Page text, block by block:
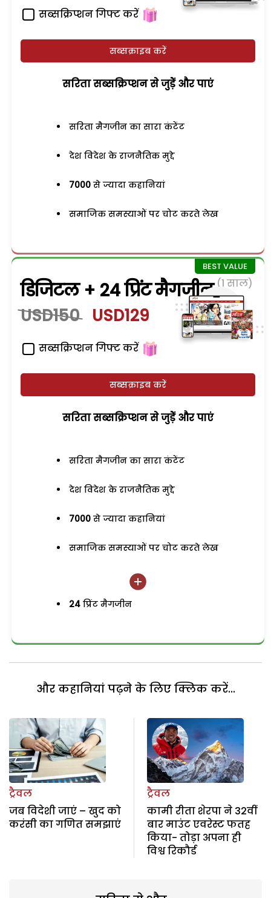
सब्सक्रिप्शन गिफ्ट करें
सब्सक्राइब करें
सरिता सब्सक्रिप्शन से जुड़ेें और पाएं
सरिता मैगजीन का सारा कंटेंट
देश विदेश के राजनैतिक मुद्दे
7000 से ज्यादा कहानियां
समाजिक समस्याओं पर चोट करते लेख
डिजिटल + 24 प्रिंट मैगजीन (1 साल)
USD150 USD129
सब्सक्रिप्शन गिफ्ट करें
सब्सक्राइब करें
सरिता सब्सक्रिप्शन से जुड़ेें और पाएं
सरिता मैगजीन का सारा कंटेंट
देश विदेश के राजनैतिक मुद्दे
7000 से ज्यादा कहानियां
समाजिक समस्याओं पर चोट करते लेख
24 प्रिंट मैगजीन
और कहानियां पढ़ने के लिए क्लिक करें...
ट्रैवल
जब विदेशी जाएं – खुद को
करंसी का गणित समझाएं
ट्रैवल
कामी रीता शेरपा ने 32वीं
बार माउंट एवरेस्ट फतह
किया- तोड़ा अपना ही
विश्व रिकौर्ड